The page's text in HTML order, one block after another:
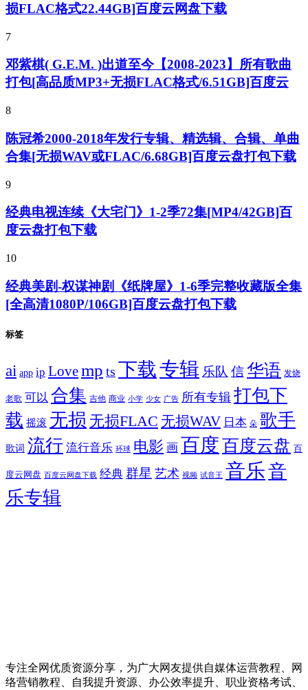
损FLAC格式22.44GB]百度云网盘下载
7
邓紫棋( G.E.M. )出道至今【2008-2023】所有歌曲
打包[高品质MP3+无损FLAC格式/6.51GB]百度云
8
陈冠希2000-2018年发行专辑、精选辑、合辑、单曲
合集[无损WAV或FLAC/6.68GB]百度云盘打包下载
9
经典电视连续《大宅门》1-2季72集[MP4/42GB]百
度云盘打包下载
10
经典美剧-权谋神剧《纸牌屋》1-6季完整收藏版全集
[全高清1080P/106GB]百度云盘打包下载
标签
ai app ip Lovemp ts 下载专辑 乐队 信华语 发烧
老歌 可以 合集 吉他 商业 小学 少女 广告 所有专辑 打包下
载 摇滚 无损 无损FLAC 无损WAV 日本 朵 歌手
歌词 流行 流行音乐 环球 电影 画 百度百度云盘 百
度云网盘 百度云网盘下载 经典 群星 艺术 视频 试音王 音乐音
乐专辑
专注全网优质资源分享，为广大网友提供自媒体运营教程、网
络营销教程、自我提升资源、办公效率提升、职业资格考试、